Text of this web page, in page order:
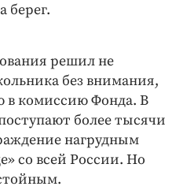
берег.
решил не
без внимания,
комиссию Фонда. В
более тысячи
нагрудным
со всей России. Но